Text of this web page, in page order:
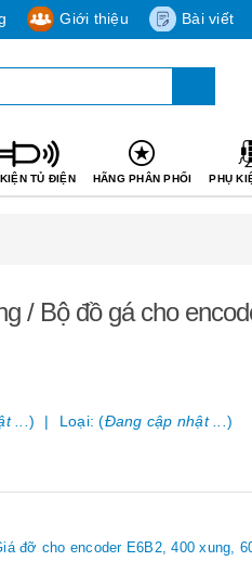
Giới thiệu Bài viết
TỦ ĐIỆN HÃNG PHÂN PHỐI PHỤ
/ Bộ đồ gá cho
... ) Loại: (Đang cập nhật ... )
đỡ cho encoder E6B2, 400 xung,